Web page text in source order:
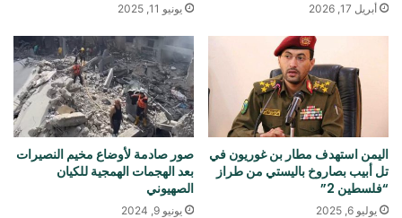
أبريل 17, 2026 يونيو 11, 2025
اليمن استهدف مطار بن غوريون في
تل أبيب بصاروخ باليستي من طراز
“فلسطين 2”
يوليو 6, 2025
صور صادمة لأوضاع مخيم النصيرات
بعد الهجمات الهمجية للكيان
الصهيوني
يونيو 9, 2024